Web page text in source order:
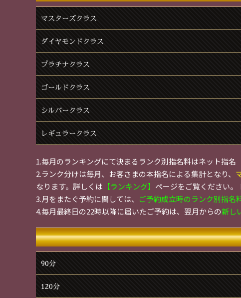
マスターズクラス
ダイヤモンドクラス
プラチナクラス
ゴールドクラス
シルバークラス
レギュラークラス
1.毎月のランキングにて決まるランク別指名料はネット指名
2.ランク分けは毎月、お客さまの本指名による集計となり、
なります。詳しくは 【ランキング】 ページをご覧ください。
3.月をまたぐ予約に関しては、 ご予約成立時のランク別指名
4.毎月最終日の22時以降に届いたご予約は、翌月からの新し
90分
120分